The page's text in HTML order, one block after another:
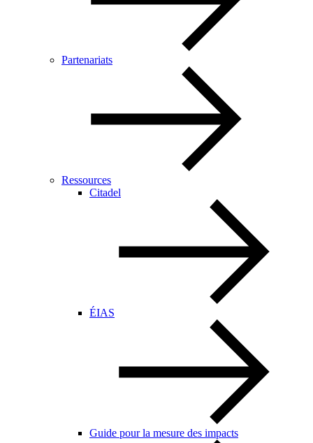
Partenariats
Ressources
Citadel
ÉIAS
Guide pour la mesure des impacts